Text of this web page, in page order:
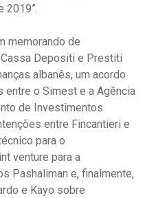
2019”.
memorando de
Depositi e Prestiti
albanês, um acordo
entre o Simest e a Agência
de Investimentos
entre Fincantieri e
para o
venture para a
Pashaliman e, finalmente,
e Kayo sobre